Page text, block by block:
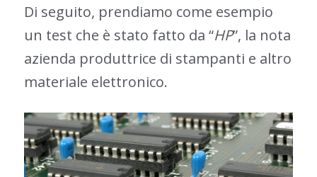
Di seguito, prendiamo come esempio
un test che è stato fatto da “HP”, la nota
azienda produttrice di stampanti e altro
materiale elettronico.